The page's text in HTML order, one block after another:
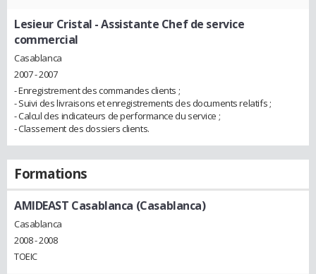
Lesieur Cristal - Assistante Chef de service
commercial
Casablanca
2007 - 2007
- Enregistrement des commandes clients ;
- Suivi des livraisons et enregistrements des documents relatifs ;
- Calcul des indicateurs de performance du service ;
- Classement des dossiers clients.
Formations
AMIDEAST Casablanca (Casablanca)
Casablanca
2008 - 2008
TOEIC